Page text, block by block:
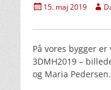
Udgivet
15. maj 2019
På vores bygger
3DMH2019 –
og Maria Pedersen.